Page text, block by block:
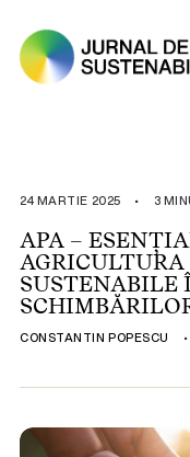
ȘTIRI
OPINII
ESG
LEGISLAȚIE
BUNE PRACTICI
24 MARTIE 2025 • 3
APA –
SUSTENABILE
CONSTANTIN POPESCU •